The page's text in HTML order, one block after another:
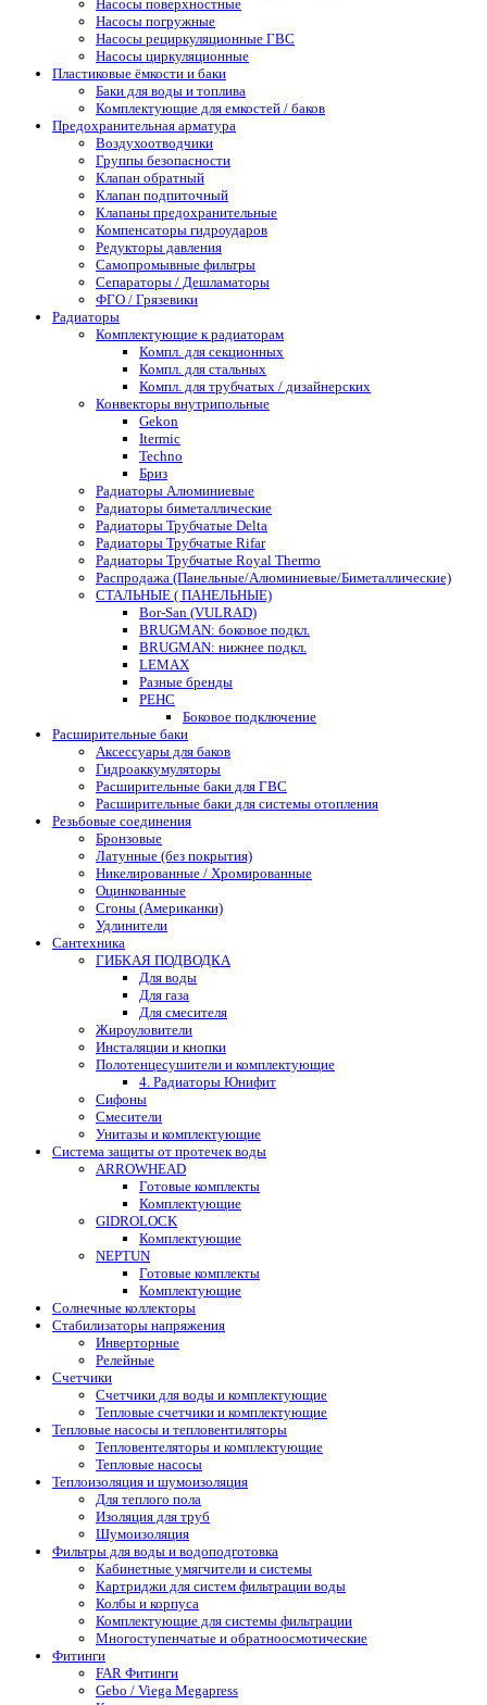
Насосы поверхностные
Насосы погружные
Насосы рециркуляционные ГВС
Насосы циркуляционные
Пластиковые ёмкости и баки
Баки для воды и топлива
Комплектующие для емкостей / баков
Предохранительная арматура
Воздухоотводчики
Группы безопасности
Клапан обратный
Клапан подпиточный
Клапаны предохранительные
Компенсаторы гидроударов
Редукторы давления
Самопромывные фильтры
Сепараторы / Дешламаторы
ФГО / Грязевики
Радиаторы
Комплектующие к радиаторам
Компл. для секционных
Компл. для стальных
Компл. для трубчатых / дизайнерских
Конвекторы внутрипольные
Gekon
Itermic
Techno
Бриз
Радиаторы Алюминиевые
Радиаторы биметаллические
Радиаторы Трубчатые Delta
Радиаторы Трубчатые Rifar
Радиаторы Трубчатые Royal Thermo
Распродажа (Панельные/Алюминиевые/Биметаллические)
СТАЛЬНЫЕ ( ПАНЕЛЬНЫЕ)
Bor-San (VULRAD)
BRUGMAN: боковое подкл.
BRUGMAN: нижнее подкл.
LEMAX
Разные бренды
РЕНС
Боковое подключение
Расширительные баки
Аксессуары для баков
Гидроаккумуляторы
Расширительные баки для ГВС
Расширительные баки для системы отопления
Резьбовые соединения
Бронзовые
Латунные (без покрытия)
Никелированные / Хромированные
Оцинкованные
Сгоны (Американки)
Удлинители
Сантехника
ГИБКАЯ ПОДВОДКА
Для воды
Для газа
Для смесителя
Жироуловители
Инсталяции и кнопки
Полотенцесушители и комплектующие
4. Радиаторы Юнифит
Сифоны
Смесители
Унитазы и комплектующие
Система защиты от протечек воды
ARROWHEAD
Готовые комплекты
Комплектующие
GIDROLOCK
Комплектующие
NEPTUN
Готовые комплекты
Комплектующие
Солнечные коллекторы
Стабилизаторы напряжения
Инверторные
Релейные
Счетчики
Счетчики для воды и комплектующие
Тепловые счетчики и комплектующие
Тепловые насосы и тепловентиляторы
Тепловентеляторы и комплектующие
Тепловые насосы
Теплоизоляция и шумоизоляция
Для теплого пола
Изоляция для труб
Шумоизоляция
Фильтры для воды и водоподготовка
Кабинетные умягчители и системы
Картриджи для систем фильтрации воды
Колбы и корпуса
Комплектующие для системы фильтрации
Многоступенчатые и обратноосмотические
Фитинги
FAR Фитинги
Gebo / Viega Megapress